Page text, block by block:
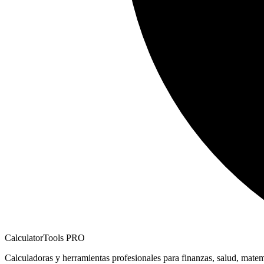
CalculatorTools PRO
Calculadoras y herramientas profesionales para finanzas, salud,